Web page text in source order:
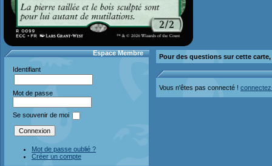
Espace Membre
Identifiant
Mot de passe
Se souvenir de moi
Mot de passe oublié ?
Créer un compte
Pour des questions sur cette
Vous n'êtes pas connecté !